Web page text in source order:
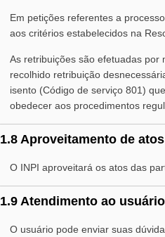
Em petições referentes a
aos critérios estabelecidos na
As retribuições são efetuadas por
recolhido retribuição
isento (Código de serviço 801)
obedecer aos procedimentos
1.8 Aproveitamento de
O INPI aproveitará os atos das
1.9 Atendimento ao usuário
O usuário pode enviar suas